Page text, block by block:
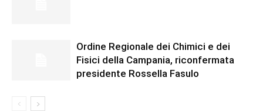
Ordine Regionale dei Chimici e dei
Fisici della Campania, riconfermata
presidente Rossella Fasulo